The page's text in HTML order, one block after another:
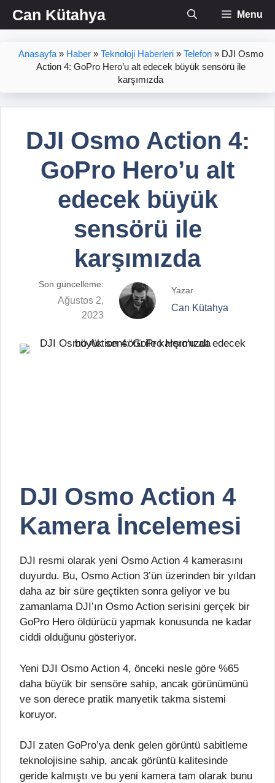
İçeriğe
atlaCan Kütahya Menu
Anasayfa» Haber» Teknoloji Haberleri» Telefon» DJI Osmo
Action 4: GoPro Hero’u alt edecek büyük sensörü ile
karşımızda
DJI Osmo Action 4:
GoPro Hero’u alt
edecek büyük
sensörü ile
karşımızda
Son güncelleme:
Ağustos 2,
2023
Yazar
Can Kütahya
DJI Osmo Action 4
Kamera İncelemesi
DJI resmi olarak yeni Osmo Action 4 kamerasını
duyurdu. Bu, Osmo Action 3’ün üzerinden bir yıldan
daha az bir süre geçtikten sonra geliyor ve bu
zamanlama DJI’ın Osmo Action serisini gerçek bir
GoPro Hero öldürücü yapmak konusunda ne kadar
ciddi olduğunu gösteriyor.
Yeni DJI Osmo Action 4, önceki nesle göre %65
daha büyük bir sensöre sahip, ancak görünümünü
ve son derece pratik manyetik takma sistemi
koruyor.
DJI zaten GoPro’ya denk gelen görüntü sabitleme
teknolojisine sahip, ancak görüntü kalitesinde
geride kalmıştı ve bu yeni kamera tam olarak bunu